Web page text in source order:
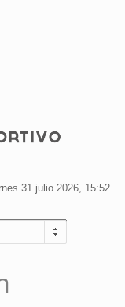
31 julio 2026, 15:52